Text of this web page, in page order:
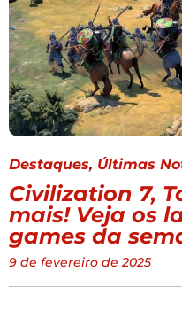
Destaques, Últimas
Civilization 7,
mais! Veja os
games da
9 de fevereiro de 2025